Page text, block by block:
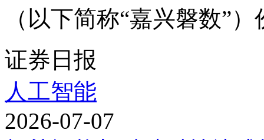
（以下简称“嘉兴磐数”）
证券日报
人工智能
2026-07-07